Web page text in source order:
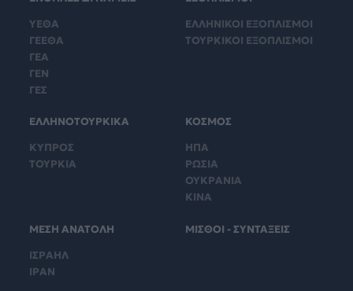
ΥΕΘΑ
ΓΕΕΘΑ
ΓΕΑ
ΓΕΝ
ΓΕΣ
ΕΛΛΗΝΙΚΟΙ ΕΞΟΠΛΙΣΜΟΙ
ΤΟΥΡΚΙΚΟΙ ΕΞΟΠΛΙΣΜΟΙ
ΕΛΛΗΝΟΤΟΥΡΚΙΚΑ
ΚΥΠΡΟΣ
ΤΟΥΡΚΙΑ
ΚΟΣΜΟΣ
ΗΠΑ
ΡΩΣΙΑ
ΟΥΚΡΑΝΙΑ
ΚΙΝΑ
ΜΕΣΗ ΑΝΑΤΟΛΗ
ΙΣΡΑΗΛ
ΙΡΑΝ
ΜΙΣΘΟΙ - ΣΥΝΤΑΞΕΙΣ